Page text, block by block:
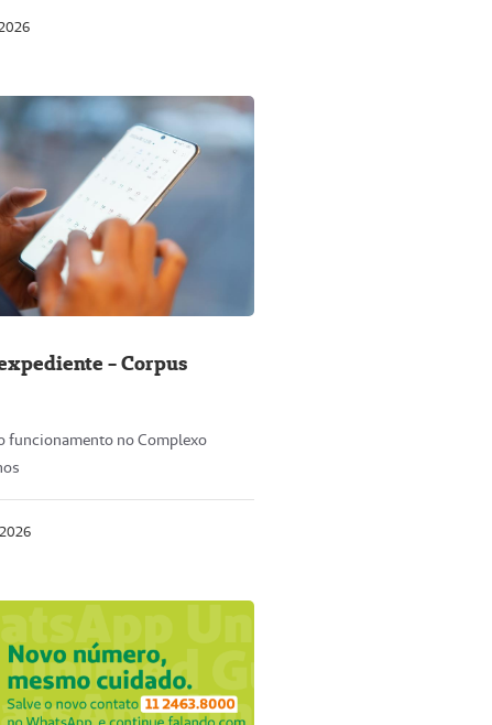
- Corpus
funcionamento no Complexo